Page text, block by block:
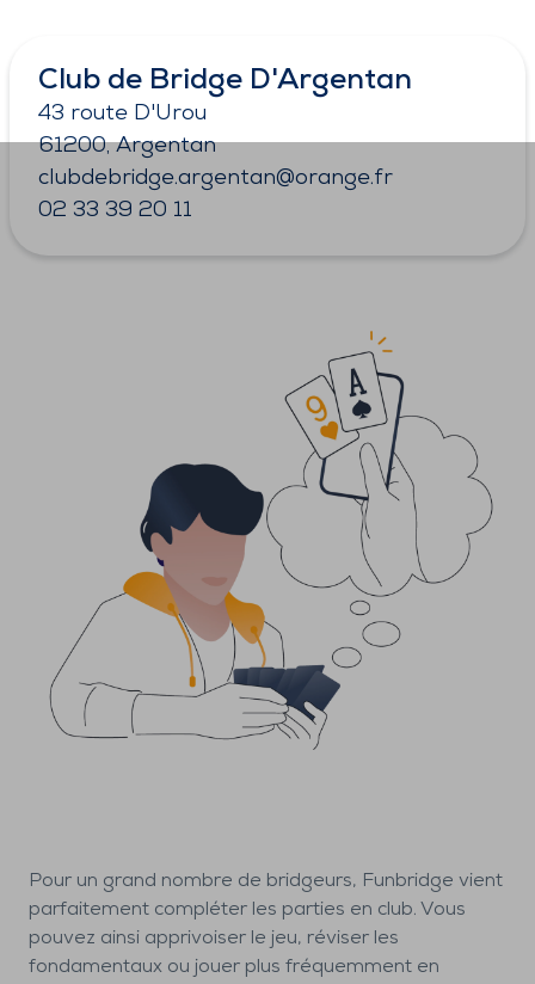
Club de Bridge D'Argentan
43 route D'Urou
61200, Argentan
clubdebridge.argentan@orange.fr
02 33 39 20 11
Pour un grand nombre de bridgeurs, Funbridge vient
parfaitement compléter les parties en club. Vous
pouvez ainsi apprivoiser le jeu, réviser les
fondamentaux ou jouer plus fréquemment en